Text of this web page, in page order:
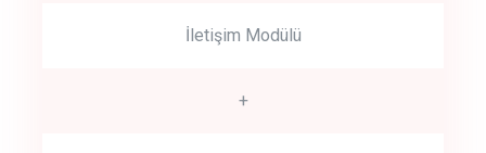
İletişim Modülü
+